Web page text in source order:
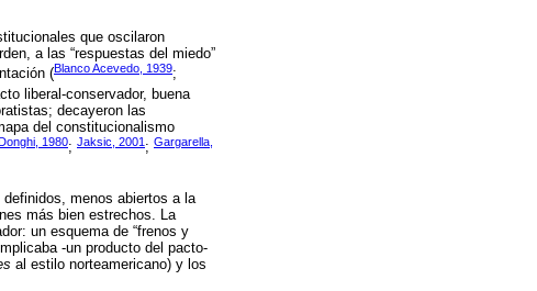
que oscilaron
a las “respuestas del miedo”
(Blanco Acevedo, 1939;
liberal-conservador, buena
decayeron las
del constitucionalismo
1980; Jaksic, 2001 ; Gargarella,
menos abiertos a la
más bien estrechos. La
un esquema de “frenos y
-un producto del pacto-
al estilo norteamericano) y los